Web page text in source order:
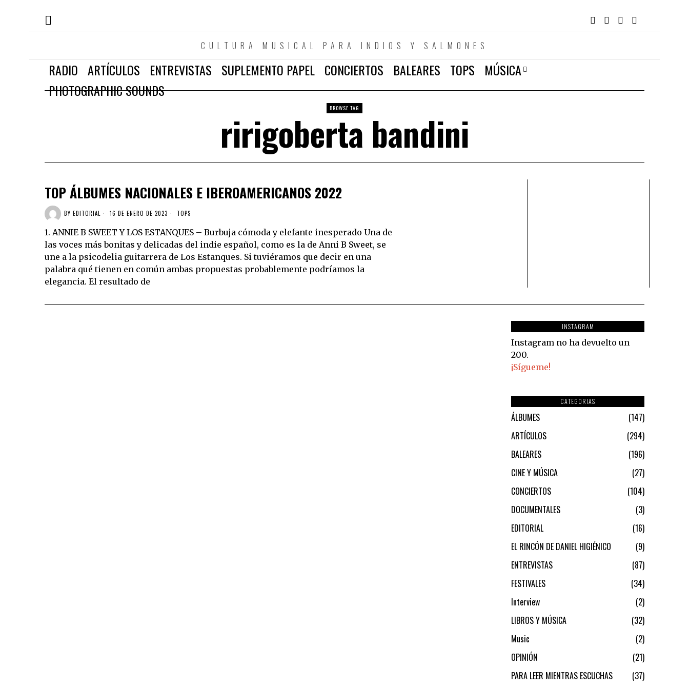
CULTURA MUSICAL PARA INDIOS Y SALMONES
RADIO ARTÍCULOS ENTREVISTAS SUPLEMENTO PAPEL CONCIERTOS BALEARES TOPS
MÚSICA
PHOTOGRAPHIC SOUNDS
BROWSE TAG
ririgoberta bandini
TOP ÁLBUMES NACIONALES E IBEROAMERICANOS 2022
BY EDITORIAL 16 DE ENERO DE 2023 TOPS
1. ANNIE B SWEET Y LOS ESTANQUES – Burbuja cómoda y elefante inesperado Una de
las voces más bonitas y delicadas del indie español, como es la de Anni B Sweet, se
une a la psicodelia guitarrera de Los Estanques. Si tuviéramos que decir en una
palabra qué tienen en común ambas propuestas probablemente podríamos la
elegancia. El resultado de
INSTAGRAM
Instagram no ha devuelto un
200.
¡Sígueme!
CATEGORIAS
ÁLBUMES
147
ARTÍCULOS
294
BALEARES
196
CINE Y MÚSICA
27
CONCIERTOS
104
DOCUMENTALES
3
EDITORIAL
16
EL RINCÓN DE DANIEL HIGIÉNICO
9
ENTREVISTAS
87
FESTIVALES
34
Interview
2
LIBROS Y MÚSICA
32
Music
2
OPINIÓN
21
PARA LEER MIENTRAS ESCUCHAS
37